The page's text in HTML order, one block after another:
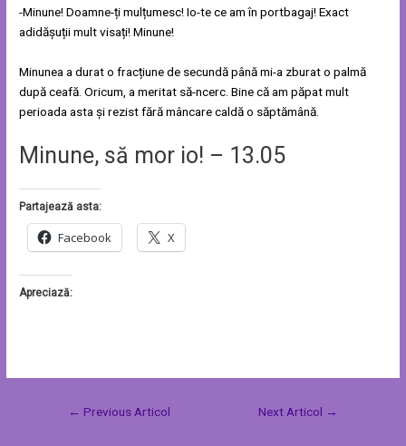
-Minune! Doamne-ți mulțumesc! Io-te ce am în portbagaj! Exact
adidășuții mult visați! Minune!
Minunea a durat o fracțiune de secundă până mi-a zburat o palmă
după ceafă. Oricum, a meritat să-ncerc. Bine că am păpat mult
perioada asta și rezist fără mâncare caldă o săptămână.
Minune, să mor io! – 13.05
Partajează asta:
Facebook X
Apreciază:
← Previous Articol Next Articol →